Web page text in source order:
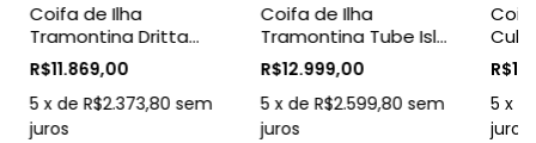
Coifa de Ilha
Tramontina Dritta
Isla 90 Split em Aço
Inox 90 cm 220v
R$11.869,00
5 x de R$2.373,80 sem
juros
Coifa de Ilha
Tramontina Tube Isla
35 Split em Aço Inox
220 V
R$12.999,00
5 x de R$2.599,80 sem
juros
Inox
5 x
juros